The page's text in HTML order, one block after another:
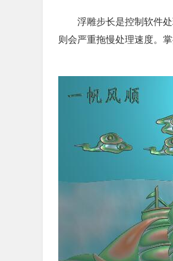
浮雕步长是控制软件
则会严重拖慢处理速度。